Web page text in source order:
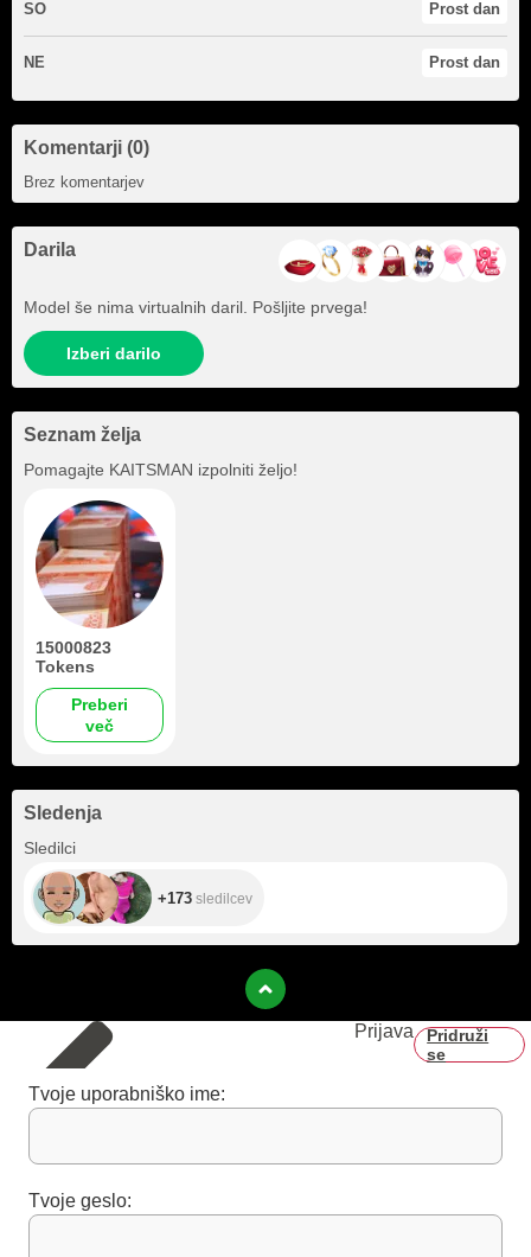
SO Prost dan
NE Prost dan
Komentarji (0)
Brez komentarjev
Darila
Model še nima virtualnih daril. Pošljite prvega!
Izberi darilo
Seznam želja
Pomagajte KAITSMAN izpolniti željo!
15000823
Tokens
Preberi
več
Sledenja
Sledilci
+173 sledilcev
Prijava
Pridruži
se
Tvoje uporabniško ime:
Tvoje geslo: